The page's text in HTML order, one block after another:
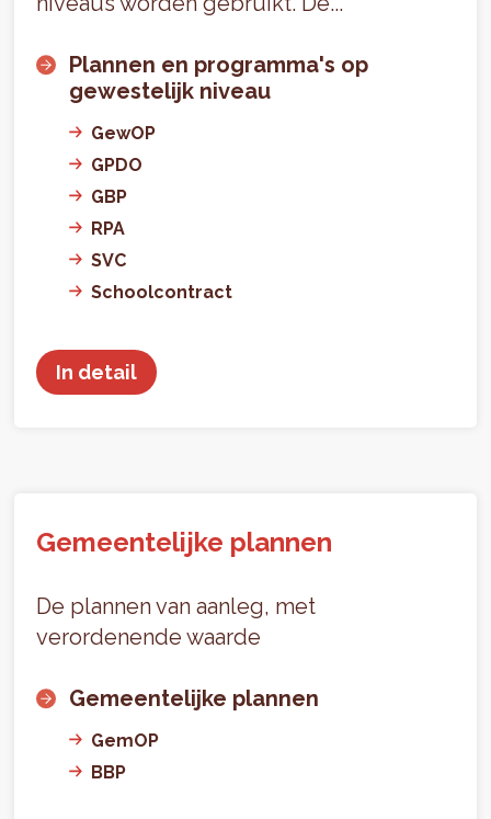
Plannen en programma's op
gewestelijk niveau
GewOP
GPDO
GBP
RPA
SVC
Schoolcontract
In detail
Gemeentelijke plannen
De plannen van aanleg, met
verordenende waarde
Gemeentelijke plannen
GemOP
BBP